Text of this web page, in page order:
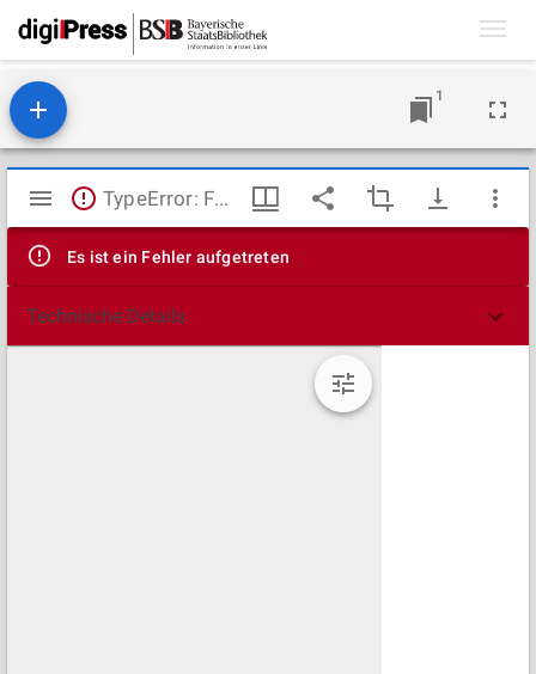
1
Mirador
Viewer
TypeError: Failed to fetch
Es ist ein Fehler aufgetreten
Technische Details